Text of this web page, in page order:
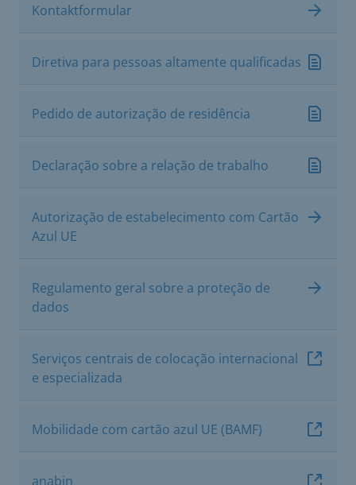
Kontaktformular
Diretiva para pessoas altamente qualificadas
Pedido de autorização de residência
Declaração sobre a relação de trabalho
Autorização de estabelecimento com Cartão
Azul UE
Regulamento geral sobre a proteção de
dados
Serviços centrais de colocação internacional
e especializada
Mobilidade com cartão azul UE (BAMF)
anabin